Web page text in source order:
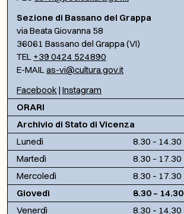
Sezione di Bassano del Grappa
via Beata Giovanna 58
36061 Bassano del Grappa (VI)
TEL +39 0424 524890
E-MAILas-vi@cultura.gov.it
Facebook | Instagram
ORARI
Archivio di Stato di Vicenza
Lunedì
8.30 – 14.30
Martedì
8.30 – 17.30
Mercoledì
8.30 – 17.30
Giovedì
8.30 – 14.30
Venerdì
8.30 – 14.30